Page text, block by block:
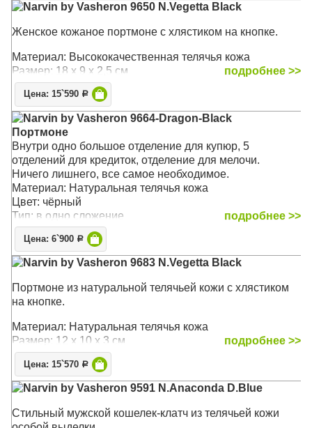
Narvin by Vasheron 9650 N.Vegetta Black
Женское кожаное портмоне с хлястиком на кнопке.
Материал: Высококачественная телячья кожа
Размер: 18 х 9 х 2,5 см
подробнее >>
Цена: 15`590 Р
Narvin by Vasheron 9664-Dragon-Black
Портмоне
Внутри одно большое отделение для купюр, 5
отделений для кредиток, отделение для мелочи.
Ничего лишнего, все самое необходимое.
Материал: Натуральная телячья кожа
Цвет: чёрный
Тип: в одно сложение
подробнее >>
Цена: 6`900 Р
Narvin by Vasheron 9683 N.Vegetta Black
Портмоне из натуральной телячьей кожи с хлястиком
на кнопке.
Материал: Натуральная телячья кожа
Размер: 12 х 10 х 3 см
подробнее >>
Цена: 15`570 Р
Narvin by Vasheron 9591 N.Anaconda D.Blue
Стильный мужской кошелек-клатч из телячьей кожи